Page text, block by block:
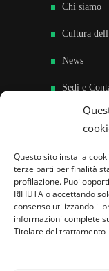
Questo sito installa
terze parti per finalità
profilazione. Puoi
RIFIUTA o accettando
consenso utilizzando il
informazioni complete
Titolare del trattamento
Chi siamo
Cultura
News
Sedi e
Sostieni
Famiglie